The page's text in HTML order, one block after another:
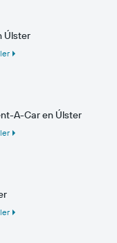
Úlster
A-Car en Úlster